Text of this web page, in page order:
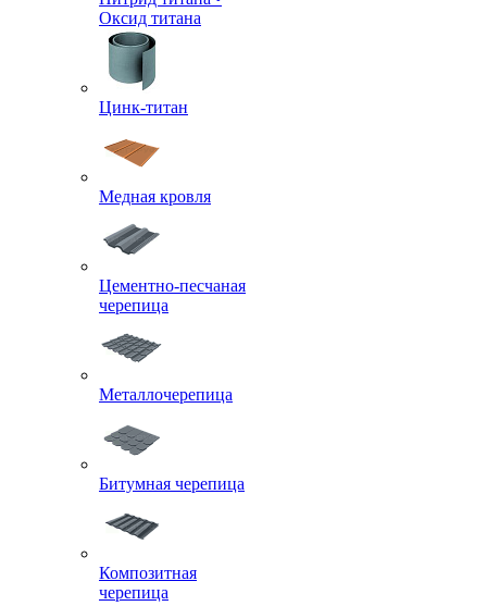
Оксид титана
Цинк-титан
Медная кровля
Цементно-песчаная
черепица
Металлочерепица
Битумная черепица
Композитная
черепица